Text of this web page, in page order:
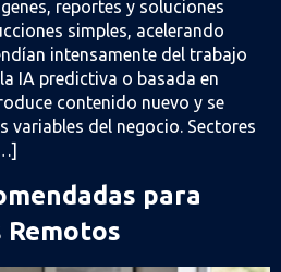
reportes y soluciones
simples, acelerando
intensamente del trabajo
IA predictiva o basada en
contenido nuevo y se
variables del negocio. Sectores
para
Remotos